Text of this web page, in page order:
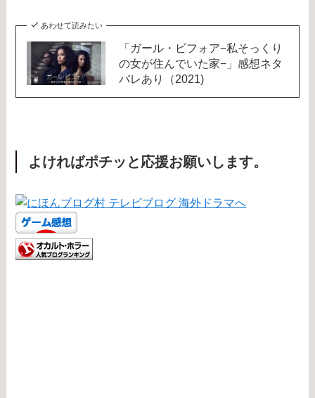
あわせて読みたい
「ガール・ビフォア−私そっくり
の女が住んでいた家−」感想ネタ
バレあり（2021)
よければポチッと応援お願いします。